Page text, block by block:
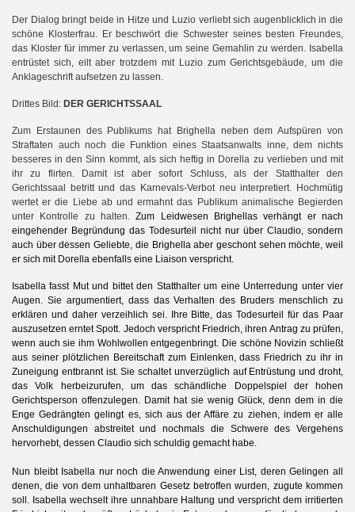
Der Dialog bringt beide in Hitze und Luzio verliebt sich augenblicklich in die
schöne Klosterfrau. Er beschwört die Schwester seines besten Freundes,
das Kloster für immer zu verlassen, um seine Gemahlin zu werden. Isabella
entrüstet sich, eilt aber trotzdem mit Luzio zum Gerichtsgebäude, um die
Anklageschrift aufsetzen zu lassen.
Drittes Bild: DER GERICHTSSAAL
Zum Erstaunen des Publikums hat Brighella neben dem Aufspüren von
Straftaten auch noch die Funktion eines Staatsanwalts inne, dem nichts
besseres in den Sinn kommt, als sich heftig in Dorella zu verlieben und mit
ihr zu flirten. Damit ist aber sofort Schluss, als der Statthalter den
Gerichtssaal betritt und das Karnevals-Verbot neu interpretiert. Hochmütig
wertet er die Liebe ab und ermahnt das Publikum animalische Begierden
unter Kontrolle zu halten.Zum Leidwesen Brighellas verhängt er nach
eingehender Begründung das Todesurteil nicht nur über Claudio, sondern
auch über dessen Geliebte, die Brighella aber geschont sehen möchte, weil
er sich mit Dorella ebenfalls eine Liaison verspricht.
Isabella fasst Mut und bittet den Statthalter um eine Unterredung unter vier
Augen. Sie argumentiert, dass das Verhalten des Bruders menschlich zu
erklären und daher verzeihlich sei. Ihre Bitte, das Todesurteil für das Paar
auszusetzen erntet Spott. Jedoch verspricht Friedrich, ihren Antrag zu prüfen,
wenn auch sie ihm Wohlwollen entgegenbringt. Die schöne Novizin schließt
aus seiner plötzlichen Bereitschaft zum Einlenken, dass Friedrich zu ihr in
Zuneigung entbrannt ist. Sie schaltet unverzüglich auf Entrüstung und droht,
das Volk herbeizurufen, um das schändliche Doppelspiel der hohen
Gerichtsperson offenzulegen. Damit hat sie wenig Glück, denn dem in die
Enge Gedrängten gelingt es, sich aus der Affäre zu ziehen, indem er alle
Anschuldigungen abstreitet und nochmals die Schwere des Vergehens
hervorhebt, dessen Claudio sich schuldig gemacht habe.
Nun bleibt Isabella nur noch die Anwendung einer List, deren Gelingen all
denen, die von dem unhaltbaren Gesetz betroffen wurden, zugute kommen
soll. Isabella wechselt ihre unnahbare Haltung und verspricht dem irritierten